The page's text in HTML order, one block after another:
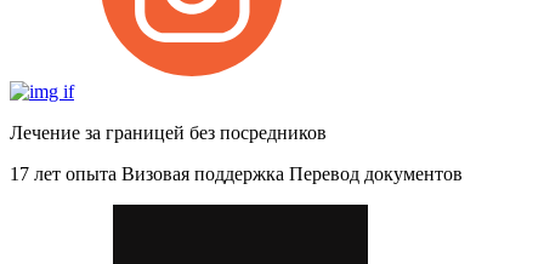
Лечение за границей без посредников
17 лет опыта Визовая поддержка Перевод документов